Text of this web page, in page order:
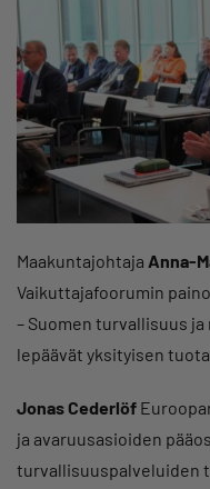
Maakuntajohtaja Anna-
Vaikuttajafoorumin
– Suomen turvallisuus
lepäävät yksityisen
Jonas Cederlöf
ja avaruusasioiden
turvallisuuspalveluiden